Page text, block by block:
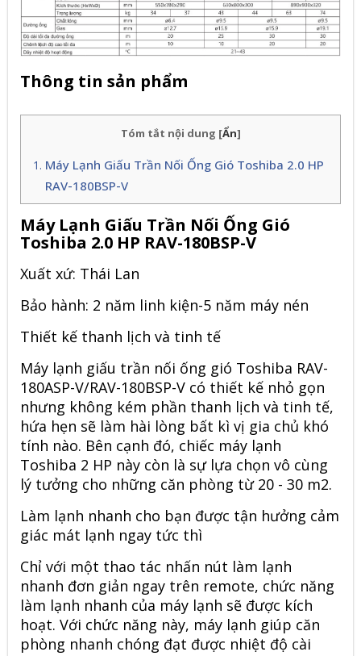
Thông tin sản phẩm
Tóm tắt nội dung [Ẩn]
Máy Lạnh Giấu Trần Nối Ống Gió Toshiba 2.0 HP
RAV-180BSP-V
Máy Lạnh Giấu Trần Nối Ống Gió
Toshiba 2.0 HP RAV-180BSP-V
Xuất xứ: Thái Lan
Bảo hành: 2 năm linh kiện-5 năm máy nén
Thiết kế thanh lịch và tinh tế
Máy lạnh giấu trần nối ống gió Toshiba RAV-
180ASP-V/RAV-180BSP-V có thiết kế nhỏ gọn
nhưng không kém phần thanh lịch và tinh tế,
hứa hẹn sẽ làm hài lòng bất kì vị gia chủ khó
tính nào. Bên cạnh đó, chiếc máy lạnh
Toshiba 2 HP này còn là sự lựa chọn vô cùng
lý tưởng cho những căn phòng từ 20 - 30 m2.
Làm lạnh nhanh cho bạn được tận hưởng cảm
giác mát lạnh ngay tức thì
Chỉ với một thao tác nhấn nút làm lạnh
nhanh đơn giản ngay trên remote, chức năng
làm lạnh nhanh của máy lạnh sẽ được kích
hoạt. Với chức năng này, máy lạnh giúp căn
phòng nhanh chóng đạt được nhiệt độ cài